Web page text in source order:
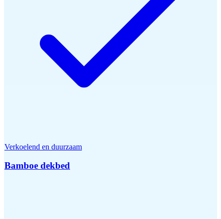
Verkoelend en duurzaam
Bamboe dekbed